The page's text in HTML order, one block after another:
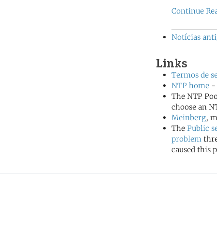
Continue
Notícias
Links
Termos de
NTP home -
The NTP
choose an
Meinberg,
The Public
problem
caused this